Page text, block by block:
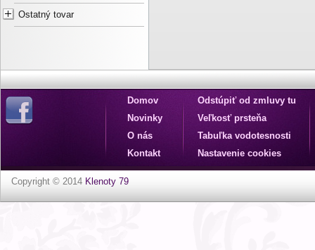
Ostatný tovar
Domov
Novinky
O nás
Kontakt
Odstúpiť od zmluvy tu
Veľkosť prsteňa
Tabuľka vodotesnosti
Nastavenie cookies
Copyright © 2014 Klenoty 79